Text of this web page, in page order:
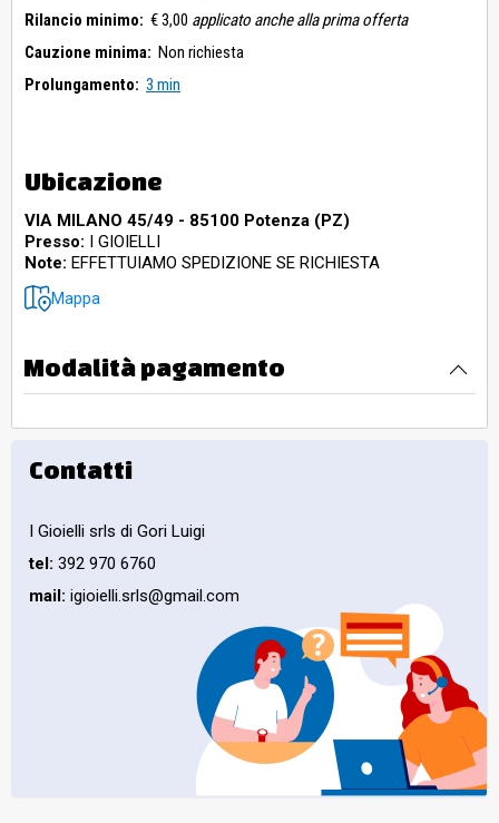
Rilancio minimo: € 3,00 applicato anche alla prima offerta
Cauzione minima: Non richiesta
Prolungamento: 3 min
Ubicazione
VIA MILANO 45/49 - 85100 Potenza (PZ)
Presso: I GIOIELLI
Note: EFFETTUIAMO SPEDIZIONE SE RICHIESTA
Mappa
Modalità pagamento
Contatti
I Gioielli srls di Gori Luigi
tel: 392 970 6760
mail: igioielli.srls@gmail.com